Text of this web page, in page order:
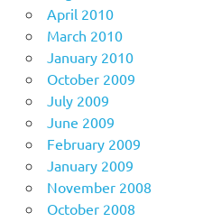
April 2010
March 2010
January 2010
October 2009
July 2009
June 2009
February 2009
January 2009
November 2008
October 2008